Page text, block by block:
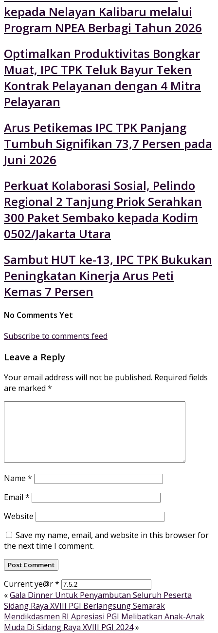
kepada Nelayan Kalibaru melalui
Program NPEA Berbagi Tahun 2026
Optimalkan Produktivitas Bongkar
Muat, IPC TPK Teluk Bayur Teken
Kontrak Pelayanan dengan 4 Mitra
Pelayaran
Arus Petikemas IPC TPK Panjang
Tumbuh Signifikan 73,7 Persen pada
Juni 2026
Perkuat Kolaborasi Sosial, Pelindo
Regional 2 Tanjung Priok Serahkan
300 Paket Sembako kepada Kodim
0502/Jakarta Utara
Sambut HUT ke-13, IPC TPK Bukukan
Peningkatan Kinerja Arus Peti
Kemas 7 Persen
No Comments Yet
Subscribe to comments feed
Leave a Reply
Your email address will not be published. Required fields
are marked *
Name *
Email *
Website
Save my name, email, and website in this browser for
the next time I comment.
Current ye@r*
«Gala Dinner Untuk Penyambutan Seluruh Peserta
Sidang Raya XVIII PGI Berlangsung Semarak
Mendikdasmen RI Apresiasi PGI Melibatkan Anak-Anak
Muda Di Sidang Raya XVIII PGI 2024»